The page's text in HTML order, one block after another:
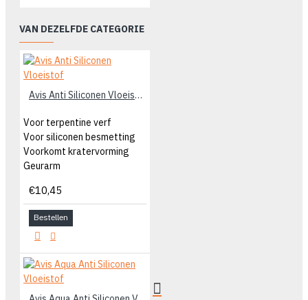
VAN DEZELFDE CATEGORIE
Avis Anti Siliconen Vloeistof
Voor terpentine verf
Voor siliconen besmetting
Voorkomt kratervorming
Geurarm
€10,45
Bestellen